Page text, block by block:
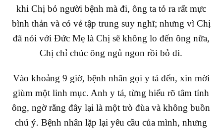
khi Chị bỏ người bệnh mà đi, ông ta tỏ ra rất mực
bình thản và có vẻ tập trung suy nghĩ; nhưng vì Chị
đã nói với Đức Mẹ là Chị sẽ không lo đến ông nữa,
Chị chỉ chúc ông ngủ ngon rồi bỏ đi.
Vào khoảng 9 giờ, bệnh nhân gọi y tá đến, xin mời
giùm một linh mục. Anh y tá, từng hiểu rõ tâm tính
ông, ngờ rằng đây lại là một trò đùa và không buồn
chú ý. Bệnh nhân lặp lại yêu cầu của mình, nhưng